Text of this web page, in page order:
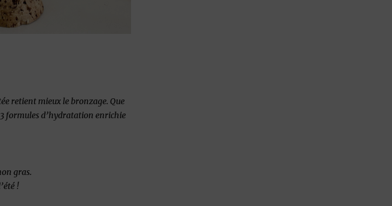
retient mieux le bronzage. Que
formules d’hydratation enrichie
gras.
!